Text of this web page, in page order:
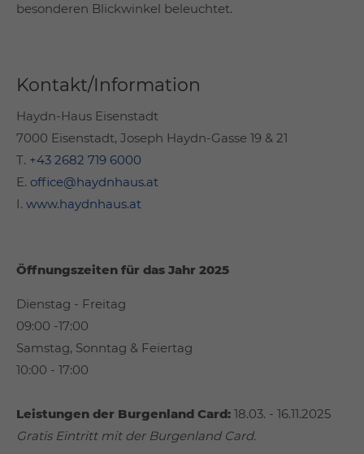
besonderen Blickwinkel beleuchtet.
Kontakt/Information
Haydn-Haus Eisenstadt
7000 Eisenstadt, Joseph Haydn-Gasse 19 & 21
T. +43 2682 719 6000
E. office@haydnhaus.at
I. www.haydnhaus.at
Öffnungszeiten für das Jahr 2025
Dienstag - Freitag
09:00 -17:00
Samstag, Sonntag & Feiertag
10:00 - 17:00
Leistungen der Burgenland Card: 18.03. - 16.11.2025
Gratis Eintritt mit der Burgenland Card.